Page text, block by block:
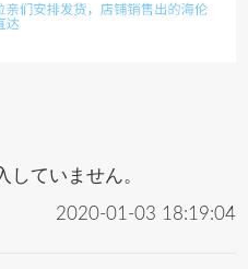
していません。
2020-01-03 18:19:04